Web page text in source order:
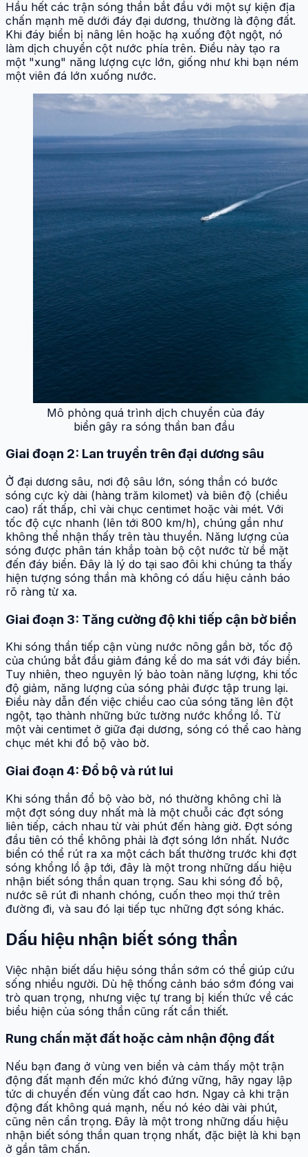
Hầu hết các trận sóng thần bắt đầu với một sự kiện địa
chấn mạnh mẽ dưới đáy đại dương, thường là động đất.
Khi đáy biển bị nâng lên hoặc hạ xuống đột ngột, nó
làm dịch chuyển cột nước phía trên. Điều này tạo ra
một "xung" năng lượng cực lớn, giống như khi bạn ném
một viên đá lớn xuống nước.
Mô phỏng quá trình dịch chuyển của đáy
biển gây ra sóng thần ban đầu
Giai đoạn 2: Lan truyền trên đại dương sâu
Ở đại dương sâu, nơi độ sâu lớn, sóng thần có bước
sóng cực kỳ dài (hàng trăm kilomet) và biên độ (chiều
cao) rất thấp, chỉ vài chục centimet hoặc vài mét. Với
tốc độ cực nhanh (lên tới 800 km/h), chúng gần như
không thể nhận thấy trên tàu thuyền. Năng lượng của
sóng được phân tán khắp toàn bộ cột nước từ bề mặt
đến đáy biển. Đây là lý do tại sao đôi khi chúng ta thấy
hiện tượng sóng thần mà không có dấu hiệu cảnh báo
rõ ràng từ xa.
Giai đoạn 3: Tăng cường độ khi tiếp cận bờ biển
Khi sóng thần tiếp cận vùng nước nông gần bờ, tốc độ
của chúng bắt đầu giảm đáng kể do ma sát với đáy biển.
Tuy nhiên, theo nguyên lý bảo toàn năng lượng, khi tốc
độ giảm, năng lượng của sóng phải được tập trung lại.
Điều này dẫn đến việc chiều cao của sóng tăng lên đột
ngột, tạo thành những bức tường nước khổng lồ. Từ
một vài centimet ở giữa đại dương, sóng có thể cao hàng
chục mét khi đổ bộ vào bờ.
Giai đoạn 4: Đổ bộ và rút lui
Khi sóng thần đổ bộ vào bờ, nó thường không chỉ là
một đợt sóng duy nhất mà là một chuỗi các đợt sóng
liên tiếp, cách nhau từ vài phút đến hàng giờ. Đợt sóng
đầu tiên có thể không phải là đợt sóng lớn nhất. Nước
biển có thể rút ra xa một cách bất thường trước khi đợt
sóng khổng lồ ập tới, đây là một trong những dấu hiệu
nhận biết sóng thần quan trọng. Sau khi sóng đổ bộ,
nước sẽ rút đi nhanh chóng, cuốn theo mọi thứ trên
đường đi, và sau đó lại tiếp tục những đợt sóng khác.
Dấu hiệu nhận biết sóng thần
Việc nhận biết dấu hiệu sóng thần sớm có thể giúp cứu
sống nhiều người. Dù hệ thống cảnh báo sớm đóng vai
trò quan trọng, nhưng việc tự trang bị kiến thức về các
biểu hiện của sóng thần cũng rất cần thiết.
Rung chấn mặt đất hoặc cảm nhận động đất
Nếu bạn đang ở vùng ven biển và cảm thấy một trận
động đất mạnh đến mức khó đứng vững, hãy ngay lập
tức di chuyển đến vùng đất cao hơn. Ngay cả khi trận
động đất không quá mạnh, nếu nó kéo dài vài phút,
cũng nên cẩn trọng. Đây là một trong những dấu hiệu
nhận biết sóng thần quan trọng nhất, đặc biệt là khi bạn
ở gần tâm chấn.